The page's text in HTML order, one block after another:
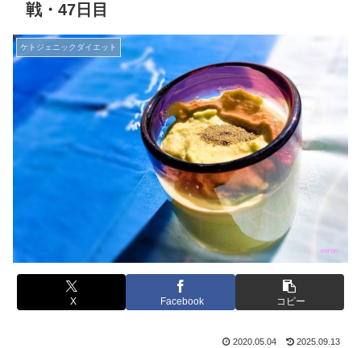
戦・47日目
ケトジェニックダイエット
X Facebook コピー
2020.05.04 2025.09.13